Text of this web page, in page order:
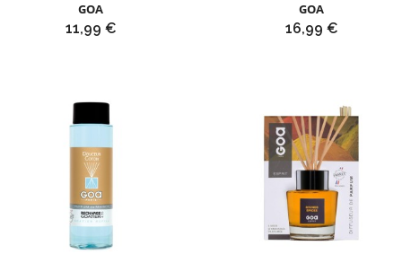
GOA
Prix
11,99 €
GOA
Prix
16,99 €